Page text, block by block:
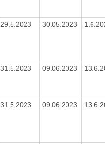
29.5.2023 30.05.2023
31.5.2023 09.06.2023
31.5.2023 09.06.2023